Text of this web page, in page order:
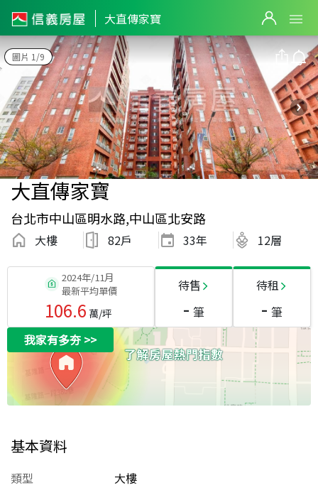
大直傳家寶
圖片 1/9
大直傳家寶
台北市中山區明水路,中山區北安路
大樓 82戶 33年 12層
2024年/11月
最新平均單價
106.6 萬/坪
待售
- 筆
待租
- 筆
我家有多夯>>
基本資料
類型
大樓